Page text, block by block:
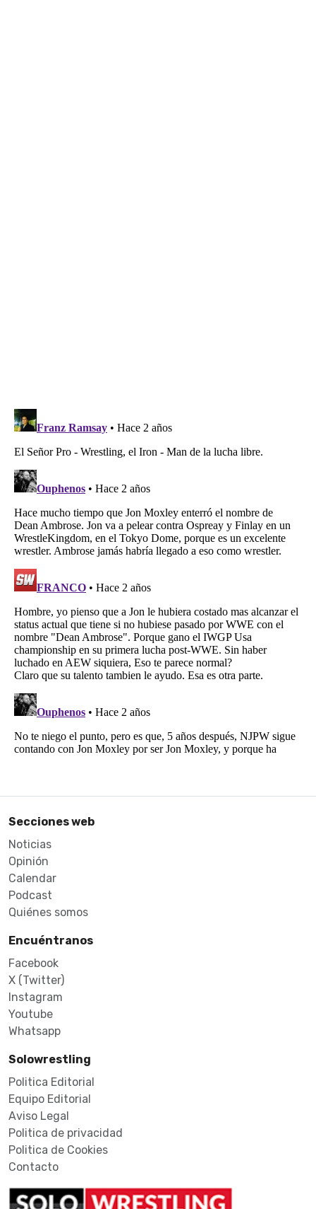
Secciones web
Noticias
Opinión
Calendar
Podcast
Quiénes somos
Encuéntranos
Facebook
X (Twitter)
Instagram
Youtube
Whatsapp
Solowrestling
Politica Editorial
Equipo Editorial
Aviso Legal
Politica de privacidad
Politica de Cookies
Contacto